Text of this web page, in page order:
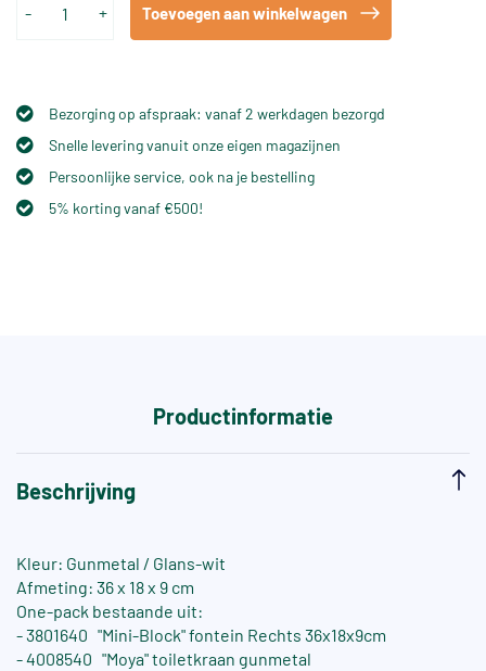
- + Toevoegen aan winkelwagen
Bezorging op afspraak: vanaf 2 werkdagen bezorgd
Snelle levering vanuit onze eigen magazijnen
Persoonlijke service, ook na je bestelling
5% korting vanaf €500!
Productinformatie
Beschrijving
Kleur: Gunmetal / Glans-wit
Afmeting: 36 x 18 x 9 cm
One-pack bestaande uit:
- 3801640 "Mini-Block" fontein Rechts 36x18x9cm
- 4008540 "Moya" toiletkraan gunmetal